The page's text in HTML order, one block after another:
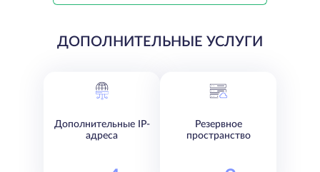
ДОПОЛНИТЕЛЬНЫЕ УСЛУГИ
Дополнительные IP-
адреса
Резервное
пространство